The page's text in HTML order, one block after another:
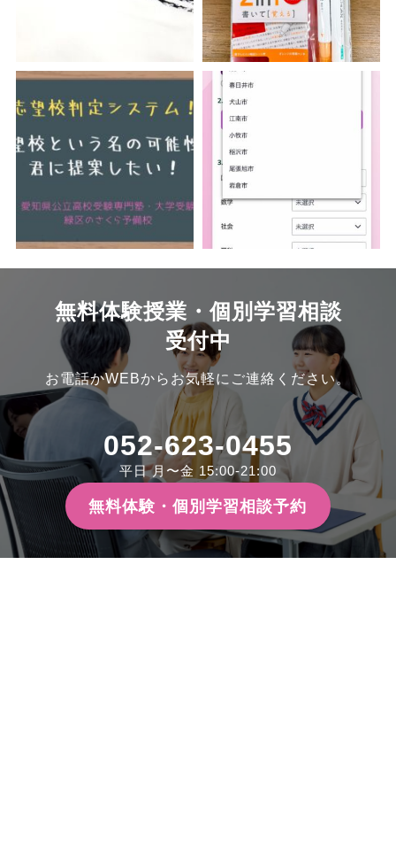
無料体験授業・個別学習相談
受付中
お電話かWEBからお気軽にご連絡ください。
052-623-0455
平日 月〜金 15:00-21:00
無料体験・個別学習相談予約